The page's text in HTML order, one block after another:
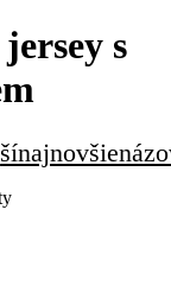
s
najnovšie